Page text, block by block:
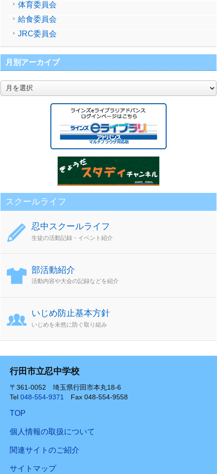
体育委員会
給食委員会
JRC委員会
月別アーカイブ
月
別
スクールライフ
忍中スクールライフ
生徒の活動記録・イベント紹介
部活動紹介
活動内容や大会の記録などを紹介
いじめ防止基本方針
いじめを未然に防ぐ取り組み
行田市立忍中学校
〒361-0052 埼玉県行田市本丸18-6
Tel 048-554-9371 Fax 048-554-9558
TOP
個人情報の取扱について
関連サイトのご紹介
サイトマップ